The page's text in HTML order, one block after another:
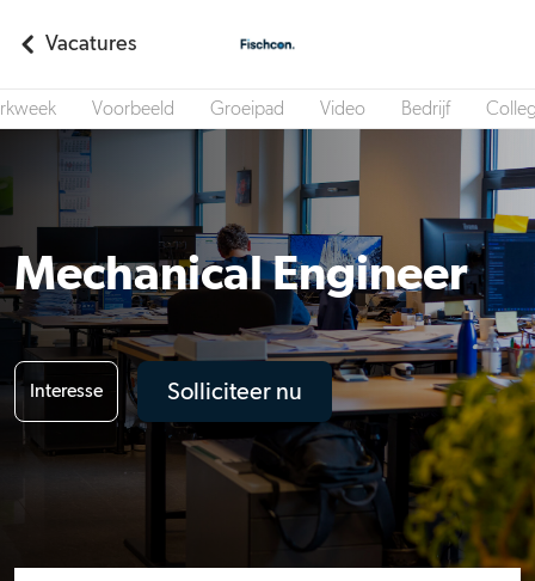
Vacatures
Voorbeeld Groeipad Video Bedrijf
Mechanical Engineer
Interesse Solliciteer nu